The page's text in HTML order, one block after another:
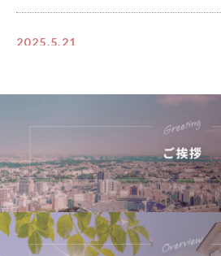
2025.5.21
2023.11.15
社内パートさん内職さん同時募集中!!
2023.9.29
スタッフさん募集中！